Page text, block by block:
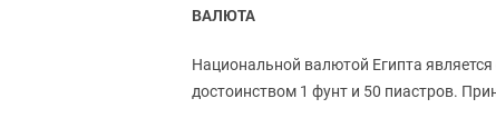
ВАЛЮТА
Национальной валютой Египта
достоинством 1 фунт и 50 пиастров.